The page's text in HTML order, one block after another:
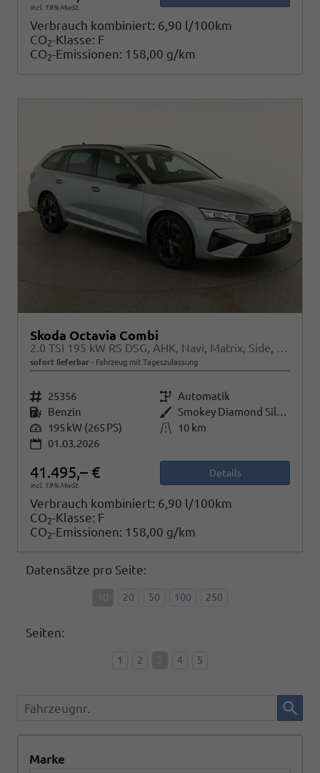
incl. 19% MwSt.
Verbrauch kombiniert: 6,90 l/100km
CO2-Klasse: F
CO2-Emissionen: 158,00 g/km
Skoda Octavia Combi
2.0 TSI 195 kW RS DSG, AHK, Navi, Matrix, Side, Winter, 5 J.-Garantie
sofort lieferbar Fahrzeug mit Tageszulassung
Fahrzeugnr. 25356 Getriebe Automatik
Kraftstoff Benzin Außenfarbe
Smokey Diamond Silver Metallic
Leistung 195 kW (265 PS) Kilometerstand
10 km
01.03.2026
41.495,– €
incl. 19% MwSt.
Details
Verbrauch kombiniert: 6,90 l/100km
CO2-Klasse: F
CO2-Emissionen: 158,00 g/km
Datensätze pro Seite:
20 50 100 250
Seiten:
1 2 4 5
Fahrzeugnr.
Marke